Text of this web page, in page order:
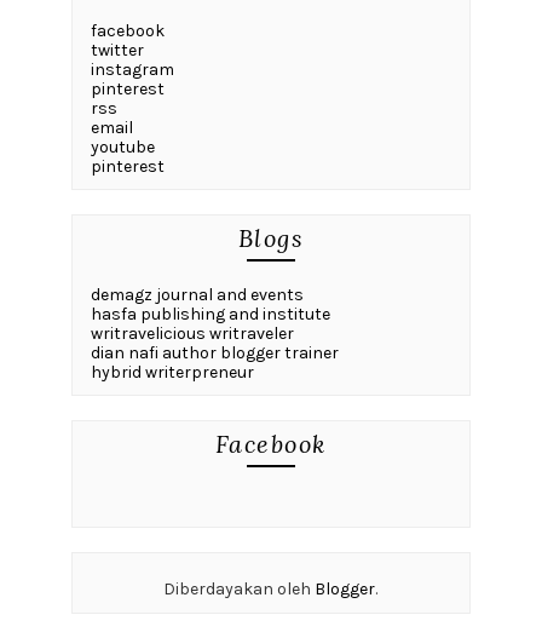
facebook
twitter
instagram
pinterest
rss
email
youtube
pinterest
Blogs
demagz journal and events
hasfa publishing and institute
writravelicious writraveler
dian nafi author blogger trainer
hybrid writerpreneur
Facebook
Diberdayakan oleh Blogger.